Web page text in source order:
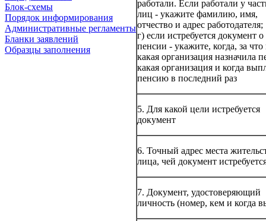
Блок-схемы
Порядок информирования
Административные регламенты
Бланки заявлений
Образцы заполнения
работали. Если работали у
лиц - укажите фамилию, имя,
отчество и адрес работодателя;
г) если истребуется документ о
пенсии - укажите, когда, за что
какая организация назначила
какая организация и когда
пенсию в последний раз
5. Для какой цели истребуется
документ
6. Точный адрес места
лица, чей документ
7. Документ, удостоверяющий
личность (номер, кем и когда